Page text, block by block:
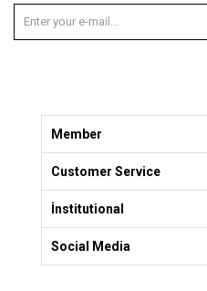
Member
Customer Service
İnstitutional
Social Media